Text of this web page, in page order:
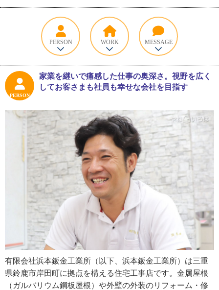
PERSON WORK MESSAGE
PERSON
家業を継いで痛感した仕事の奥深さ。視野を広く
してお客さまも社員も幸せな会社を目指す
有限会社浜本鈑金工業所（以下、浜本鈑金工業所）は三重
県鈴鹿市岸田町に拠点を構える住宅工事店です。金属屋根
（ガルバリウム鋼板屋根）や外壁の外装のリフォーム・修